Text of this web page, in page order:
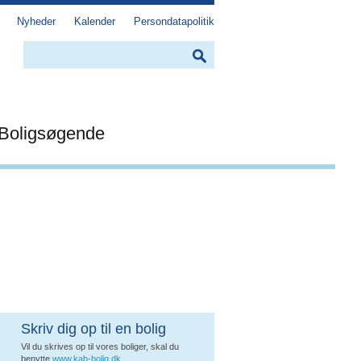
Nyheder Kalender Persondatapolitik
Skriv dig op til en bolig
Vil du skrives op til vores boliger, skal du
benytte www.kab-bolig.dk